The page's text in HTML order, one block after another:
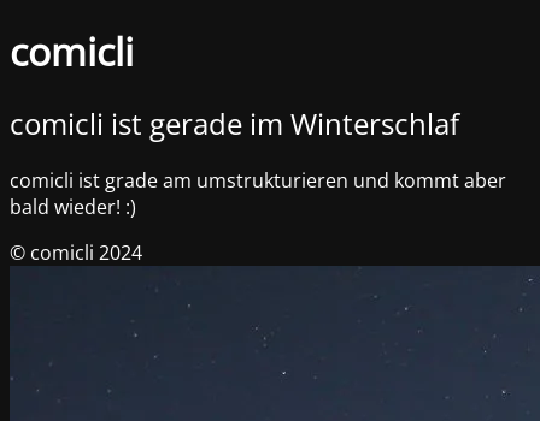
comicli
comicli ist gerade im Winterschlaf
comicli ist grade am umstrukturieren und kommt aber
bald wieder! :)
© comicli 2024